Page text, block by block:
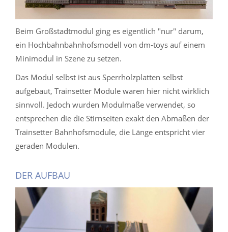
Beim Großstadtmodul ging es eigentlich "nur" darum,
ein Hochbahnbahnhofsmodell von dm-toys auf einem
Minimodul in Szene zu setzen.
Das Modul selbst ist aus Sperrholzplatten selbst
aufgebaut, Trainsetter Module waren hier nicht wirklich
sinnvoll. Jedoch wurden Modulmaße verwendet, so
entsprechen die die Stirnseiten exakt den Abmaßen der
Trainsetter Bahnhofsmodule, die Länge entspricht vier
geraden Modulen.
DER AUFBAU